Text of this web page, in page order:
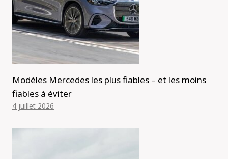
Modèles Mercedes les plus fiables – et les moins
fiables à éviter
4 juillet 2026